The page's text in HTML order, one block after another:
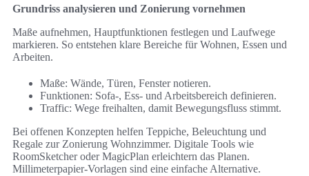
Grundriss analysieren und Zonierung vornehmen
Maße aufnehmen, Hauptfunktionen festlegen und Laufwege
markieren. So entstehen klare Bereiche für Wohnen, Essen und
Arbeiten.
Maße: Wände, Türen, Fenster notieren.
Funktionen: Sofa-, Ess- und Arbeitsbereich definieren.
Traffic: Wege freihalten, damit Bewegungsfluss stimmt.
Bei offenen Konzepten helfen Teppiche, Beleuchtung und
Regale zur Zonierung Wohnzimmer. Digitale Tools wie
RoomSketcher oder MagicPlan erleichtern das Planen.
Millimeterpapier-Vorlagen sind eine einfache Alternative.